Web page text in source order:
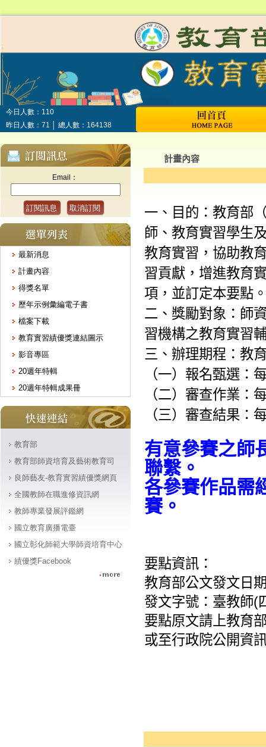
今日人數：110
昨日人數：71 │ 總人數：164138
Email：
最新消息
計畫內容
得獎名單
歷年示例彙編電子書
檔案下載
教育實習績優獎連結圖示
影音專區
20週年特輯
20週年特輯成果冊
教育部
教育部師資培育及藝術教育司
良師藝友-教育實習績優獎網頁
全國教師在職進修資訊網
教師專業發展評鑑網
國立教育廣播電臺
國立彰化師範大學師資培育中心
績優獎Facebook